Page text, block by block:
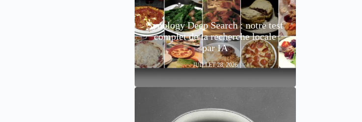
Synology Deep Search : notre test
complet de la recherche locale
par IA
JUILLET 28, 2026